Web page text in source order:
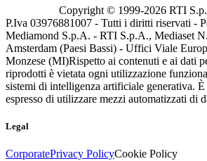
Copyright © 1999-2026 RTI
P.Iva 03976881007 - Tutti i diritti riservati -
Mediamond S.p.A. - RTI S.p.A., Mediaset
Amsterdam (Paesi Bassi) - Uffici Viale
Monzese (MI)Rispetto ai contenuti e ai dati
riprodotti è vietata ogni utilizzazione
sistemi di intelligenza artificiale generativa.
espresso di utilizzare mezzi automatizzati di
Legal
CorporatePrivacy PolicyCookie Policy